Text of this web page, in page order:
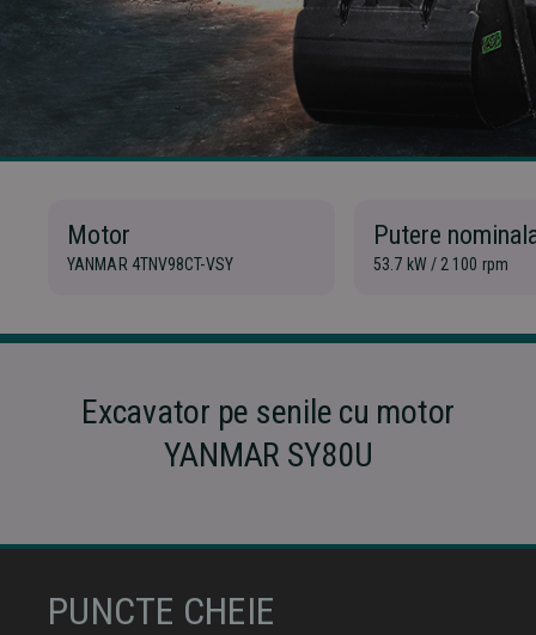
Motor
YANMAR 4TNV98CT-VSY
Putere
53.7 kW / 2 100 rpm
Excavator pe senile cu motor
YANMAR SY80U
PUNCTE CHEIE